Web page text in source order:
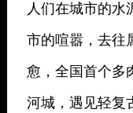
人们在城市的
市的喧嚣，去往
愈，全国首个多
河城，遇见轻复